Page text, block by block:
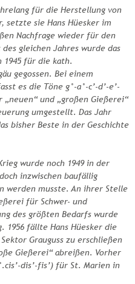
für die Herstellung von
setzte sie Hans Hüesker im
Nachfrage wieder für den
gleichen Jahres wurde das
1945 für die kath.
gegossen. Bei einem
es die Töne g°-a°-c’-d’-e’-
„neuen“ und „großen Gießerei“
umgestellt. Das Jahr
bisher Beste in der Geschichte
wurde noch 1949 in der
inzwischen baufällig
werden musste. An ihrer Stelle
für Schwer- und
des größten Bedarfs wurde
1956 fällte Hans Hüesker die
Grauguss zu erschließen
Gießerei“ abreißen. Vorher
dis’-fis’) für St. Marien in